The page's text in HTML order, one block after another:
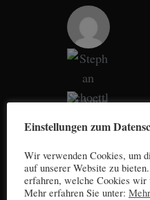
Einstellungen zum
Wir verwenden Cookies, um
auf unserer Website zu
erfahren, welche Cookies wir
Mehr erfahren Sie unter: